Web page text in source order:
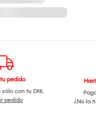
pedido
con tu DNI.
pedido
¿No la